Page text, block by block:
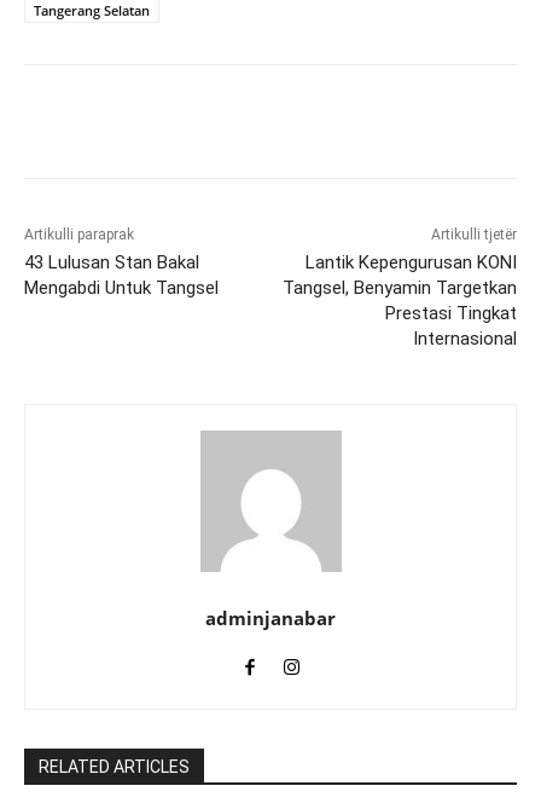
Tangerang Selatan
Artikulli paraprak
43 Lulusan Stan Bakal
Mengabdi Untuk Tangsel
Artikulli tjetër
Lantik Kepengurusan KONI
Tangsel, Benyamin Targetkan
Prestasi Tingkat
Internasional
adminjanabar
RELATED ARTICLES